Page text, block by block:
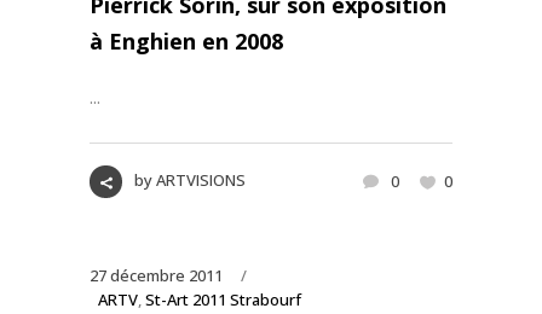
à Enghien en 2008
...
byARTVISIONS 0 0
27 décembre 2011
ARTV,St-Art 2011 Strabourf